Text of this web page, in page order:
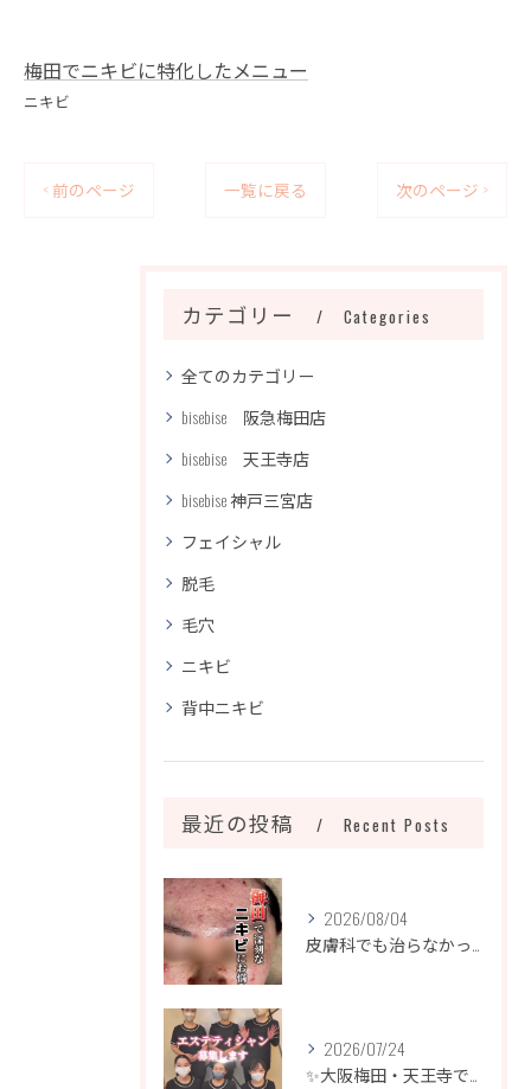
梅田でニキビに特化したメニュー
ニキビ
< 前のページ 一覧に戻る 次のページ >
カテゴリー Categories
全てのカテゴリー
bisebise 阪急梅田店
bisebise 天王寺店
bisebise 神戸三宮店
フェイシャル
脱毛
毛穴
ニキビ
背中ニキビ
最近の投稿 Recent Posts
2026/08/04
皮膚科でも治らなかったニキビ、諦めるのはまだ早いです！
2026/07/24
✨大阪梅田・天王寺でエステティシャン募集✨